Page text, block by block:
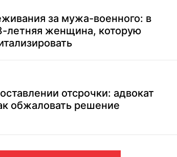
за мужа-военного: в
летняя женщина, которую
отсрочки: адвокат
обжаловать решение